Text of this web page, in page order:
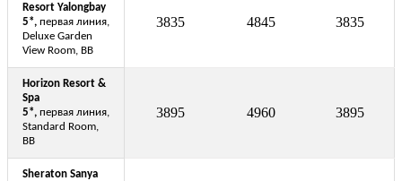
Resort Yalongbay
5*, первая линия,
Deluxe Garden
View Room, BB
3835 4845 3835
Horizon Resort &
Spa
5*, первая линия,
Standard Room,
BB
3895 4960 3895
Sheraton Sanya